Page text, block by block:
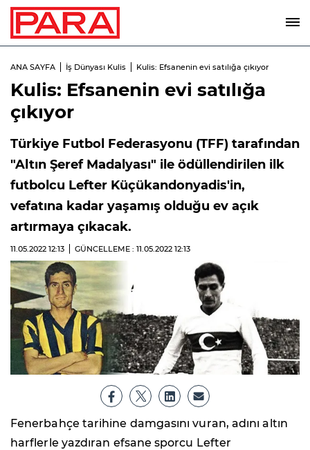
ANA SAYFA İş Dünyası Kulis Kulis: Efsanenin evi satılığa çıkıyor
Kulis: Efsanenin evi satılığa
çıkıyor
Türkiye Futbol Federasyonu (TFF) tarafından
"Altın Şeref Madalyası" ile ödüllendirilen ilk
futbolcu Lefter Küçükandonyadis'in,
vefatına kadar yaşamış olduğu ev açık
artırmaya çıkacak.
11.05.2022 12:13 GÜNCELLEME : 11.05.2022 12:13
Fenerbahçe tarihine damgasını vuran, adını altın
harflerle yazdıran efsane sporcu Lefter